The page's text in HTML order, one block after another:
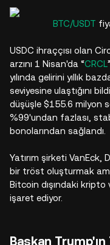
BTC/USDT
USDC ihraççısı olan
arzını 1 Nisan'da “CRCL
yılında gelirini yıllık
seviyesine ulaştığını
düşüşle $155.6 milyon
%99'undan fazlası,
bonolarından sağlandı.​
Yatırım şirketi VanEck,
bir tröst oluşturmak
Bitcoin dışındaki kripto
işaret ediyor.​
Başkan